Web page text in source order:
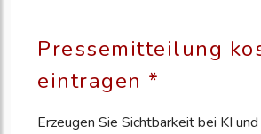
Pressemitteilung
eintragen *
Erzeugen Sie Sichtbarkeit bei KI